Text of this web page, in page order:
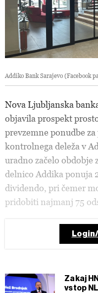
Addiko Bank Sarajevo (Facebook
Nova Ljubljanska
objavila prospekt
prevzemne ponudbe
kontrolnega deleža v
uradno začelo obdobje
delnico Addika ponuja
dividendo, pri čemer
pridobiti najmanj 75
Zakaj
vstop